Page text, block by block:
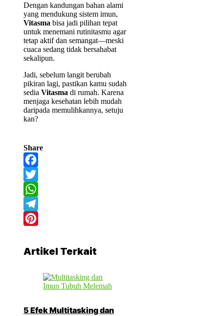
Dengan kandungan bahan alami
yang mendukung sistem imun,
Vitasma bisa jadi pilihan tepat
untuk menemani rutinitasmu agar
tetap aktif dan semangat—meski
cuaca sedang tidak bersahabat
sekalipun.
Jadi, sebelum langit berubah
pikiran lagi, pastikan kamu sudah
sedia Vitasma di rumah. Karena
menjaga kesehatan lebih mudah
daripada memulihkannya, setuju
kan?
Share
Facebook
Twitter
WhatsApp
Telegram
Artikel Terkait
5 Efek Multitasking dan